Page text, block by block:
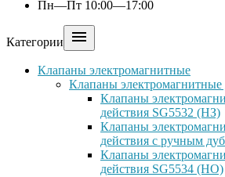
Пн—Пт 10:00—17:00
Категории 
Клапаны электромагнитные
Клапаны электромагнитные
Клапаны
действия SG5532 (НЗ)
Клапаны
действия с ручным
Клапаны
действия SG5534 (НО)